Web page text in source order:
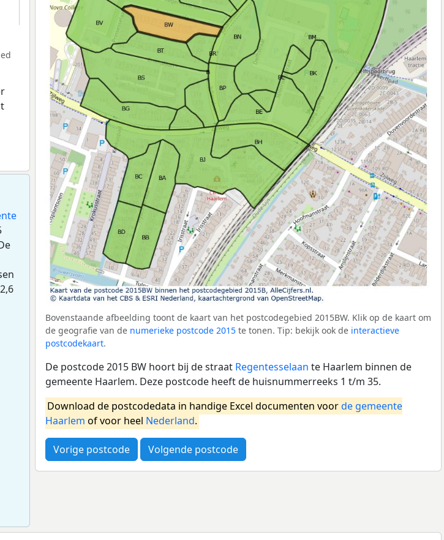
Bovenstaande afbeelding toont de kaart van het postcodegebied 2015BW. Klik op de kaart om
de geografie van de numerieke postcode 2015 te tonen. Tip: bekijk ook de interactieve
postcodekaart.
De postcode 2015 BW hoort bij de straat Regentesselaan te Haarlem binnen de
gemeente Haarlem. Deze postcode heeft de huisnummerreeks 1 t/m 35.
Download de postcodedata in handige Excel documenten voorde gemeente
Haarlem of voor heel Nederland.
Vorige postcode Volgende postcode